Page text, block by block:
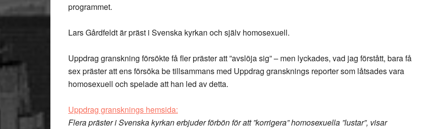
programmet.
Lars Gårdfeldt är präst i Svenska kyrkan och själv homosexuell.
Uppdrag granskning försökte få fler präster att ”avslöja sig” – men lyckades, vad jag förstått, bara få
sex präster att ens försöka be tillsammans med Uppdrag gransknings reporter som låtsades vara
homosexuell och spelade att han led av detta.
Uppdrag gransknings hemsida:
Flera präster i Svenska kyrkan erbjuder förbön för att ”korrigera” homosexuella ”lustar”, visar